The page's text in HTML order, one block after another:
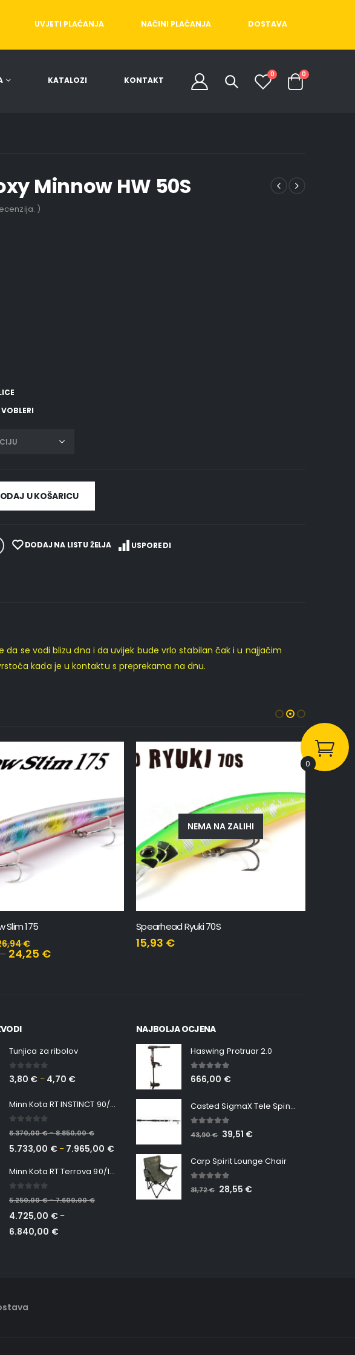
UVJETI PLAĆANJA NAČINI PLAĆANJA DOSTAVA
KATALOZI KONTAKT
0 0
Minnow HW 50S
)
VOBLERI
U KOŠARICU
DODAJ NA LISTU ŽELJA USPOREDI
se vodi blizu dna i da uvijek bude vrlo stabilan čak i u najjačim
kada je u kontaktu s preprekama na dnu.
€
NEMA NA ZALIHI
Spearhead Ryuki 70S
15,93€
Tunjica za ribolov
0 out of 5
3,80 € – 4,70 €
Minn Kota RT INSTINCT 90/115 WR QUEST
6.370,00€–8.850,00€
5.733,00 €– 7.965,00 €
Minn Kota RT Terrova 90/115 WR QUEST
5.250,00€–7.600,00€
4.725,00 €–
6.840,00 €
NAJBOLJA OCJENA
Haswing Protruar 2.0
5.00 out of 5
666,00 €
Casted SigmaX Tele Spin, 300cm, 40-80gr
out of 5
43,90€ 39,51 €
Carp Spirit Lounge Chair
out of 5
31,72€ 28,55 €
0